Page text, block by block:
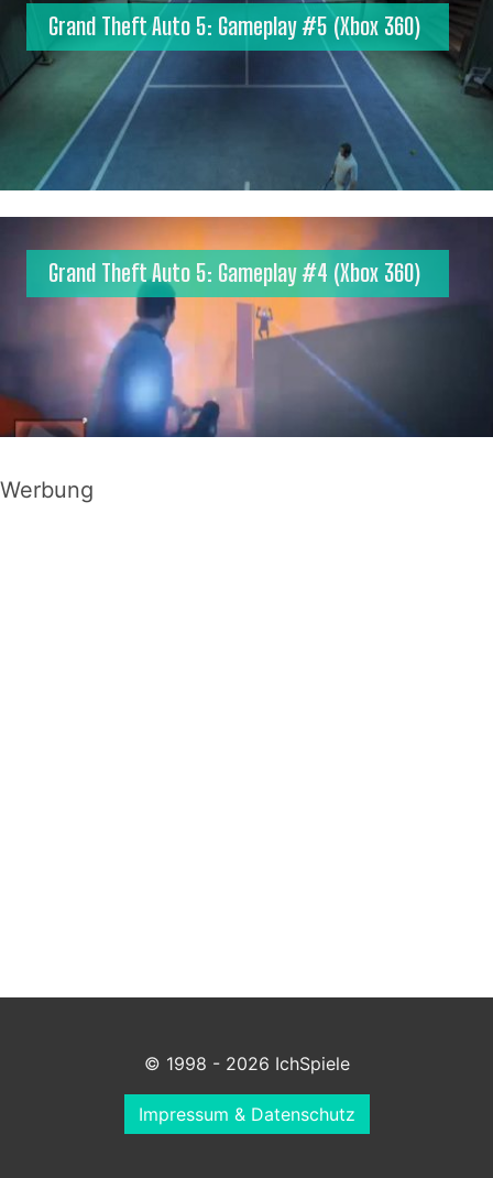
Grand Theft Auto 5: Gameplay #5 (Xbox 360)
Grand Theft Auto 5: Gameplay #4 (Xbox 360)
Werbung
© 1998 - 2026 IchSpiele
Impressum & Datenschutz